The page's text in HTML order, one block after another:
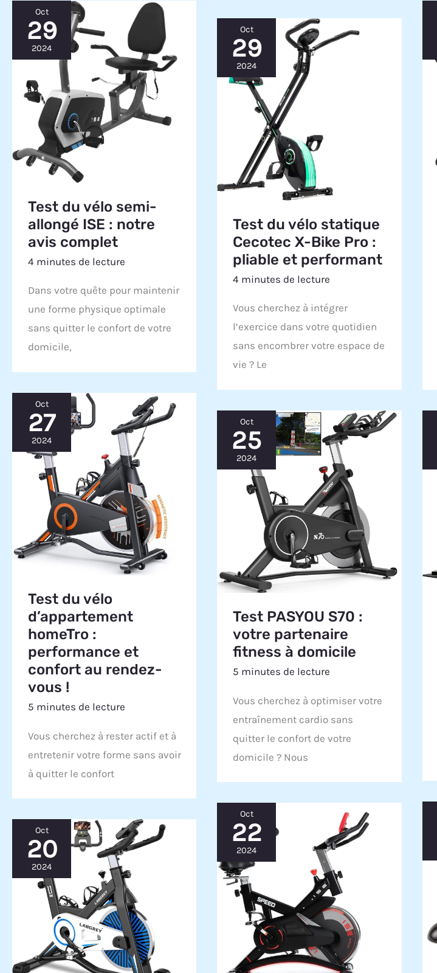
Oct
29
2024
Test du vélo semi-
allongé ISE : notre
avis complet
4 minutes de lecture
Dans votre quête pour maintenir
une forme physique optimale
sans quitter le confort de votre
domicile,
Oct
29
2024
Test du vélo statique
Cecotec X-Bike Pro :
pliable et performant
4 minutes de lecture
Vous cherchez à intégrer
l’exercice dans votre quotidien
sans encombrer votre espace de
vie ? Le
Oct
27
2024
Test du vélo
d’appartement
homeTro :
performance et
confort au rendez-
vous !
5 minutes de lecture
Vous cherchez à rester actif et à
entretenir votre forme sans avoir
à quitter le confort
Oct
25
2024
Test PASYOU S70 :
votre partenaire
fitness à domicile
5 minutes de lecture
Vous cherchez à optimiser votre
entraînement cardio sans
quitter le confort de votre
domicile ? Nous
Oct
22
2024
Oct
20
2024